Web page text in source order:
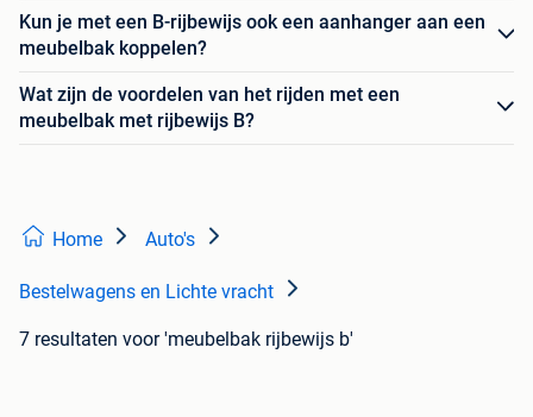
Kun je met een B-rijbewijs ook een aanhanger aan een
meubelbak koppelen?
Wat zijn de voordelen van het rijden met een
meubelbak met rijbewijs B?
Home Auto's
Bestelwagens en Lichte vracht
7 resultaten voor 'meubelbak rijbewijs b'